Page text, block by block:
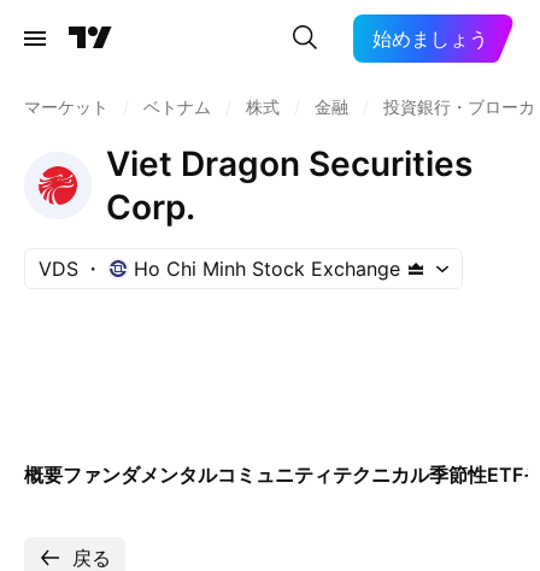
始めましょう
マーケット ベトナム 株式 金融 投資銀行・ブローカ
Viet Dragon Securities
Corp.
VDS Ho Chi Minh Stock Exchange
概要ファンダメンタルコミュニティテクニカル季節性ETF
戻る